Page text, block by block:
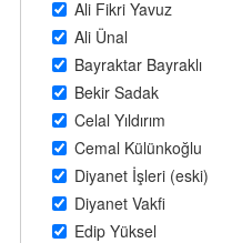
Ali Fikri Yavuz
Ali Ünal
Bayraktar Bayraklı
Bekir Sadak
Celal Yıldırım
Cemal Külünkoğlu
Diyanet İşleri (eski)
Diyanet Vakfi
Edip Yüksel